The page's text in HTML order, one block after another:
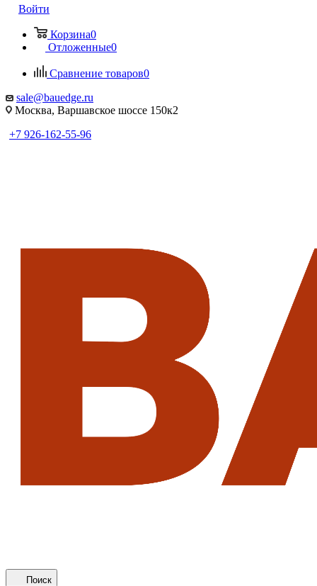
Войти
Корзина0
Отложенные0
Сравнение товаров0
sale@bauedge.ru
Москва, Варшавское шоссе 150к2
+7 926-162-55-96
Поиск